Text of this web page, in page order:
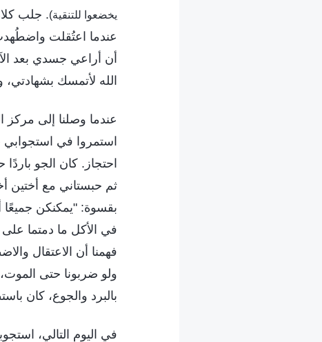
يخضعوا للتنقية). جلب
عندما اعتُقلت
أن أراعي جسدي بعد
الله لأتمسك
عندما وصلنا إلى مركز
استمروا في استجوابي
احتجاز. كان الجو
ثم حبستاني مع أختين
بقسوة: "يمكنكن جميعًا
في الأكل ما دمتما على
فهمنا أن الاعتقال
ولو ضربونا حتى الموت،
بالبرد والجوع، كان
في اليوم التالي،